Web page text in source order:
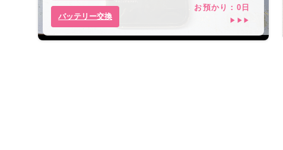
バッテリー交換
お預かり： 0 日
▶▶▶